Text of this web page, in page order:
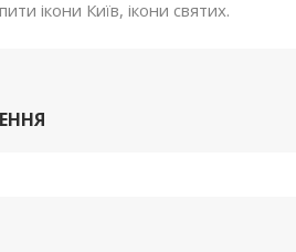
ікони Київ, ікони святих.